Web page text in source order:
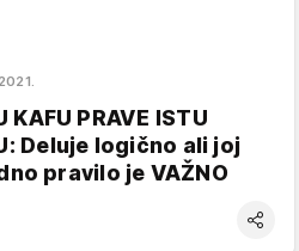
KAFU PRAVE ISTU
Deluje logično ali joj
pravilo je VAŽNO